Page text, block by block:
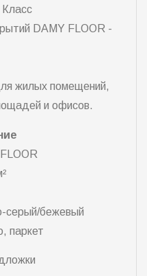
Класс
DAMY FLOOR -
жилых помещений,
и офисов.
серый/бежевый
паркет